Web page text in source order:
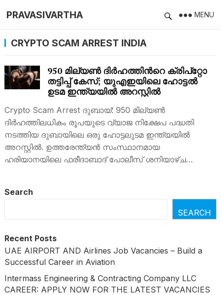
PRAVASIVARTHA MENU
CRYPTO SCAM ARREST INDIA
950 മില്യൺ ദിർഹത്തിന്‍റെ ക്രിപ്‌റ്റോ
തട്ടിപ്പ് കേസ്; യുഎഇയിലെ ഹോട്ടൽ
ഉടമ ഇന്ത്യയിൽ അറസ്റ്റിൽ
Crypto Scam Arrest ദുബായ്: 950 മില്യൺ
ദിർഹത്തിലധികം രൂപയുടെ വ്യാജ നിക്ഷേപ പദ്ധതി
നടത്തിയ ദുബായിലെ ഒരു ഹോട്ടലുടമ ഇന്ത്യയിൽ
അറസ്റ്റില്‍. ഉത്തരേന്ത്യൻ സംസ്ഥാനമായ
ഹരിയാനയിലെ ഫരീദാബാദ് പോലീസ് ശനിയാഴ്ച…
Search
SEARCH
Recent Posts
UAE AIRPORT AND Airlines Job Vacancies – Build a
Successful Career in Aviation
Intermass Engineering & Contracting Company LLC
CAREER: APPLY NOW FOR THE LATEST VACANCIES